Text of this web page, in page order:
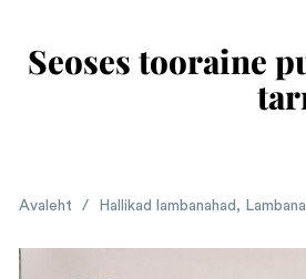
Seoses tooraine
Avaleht / Hallikad lambanahad ,